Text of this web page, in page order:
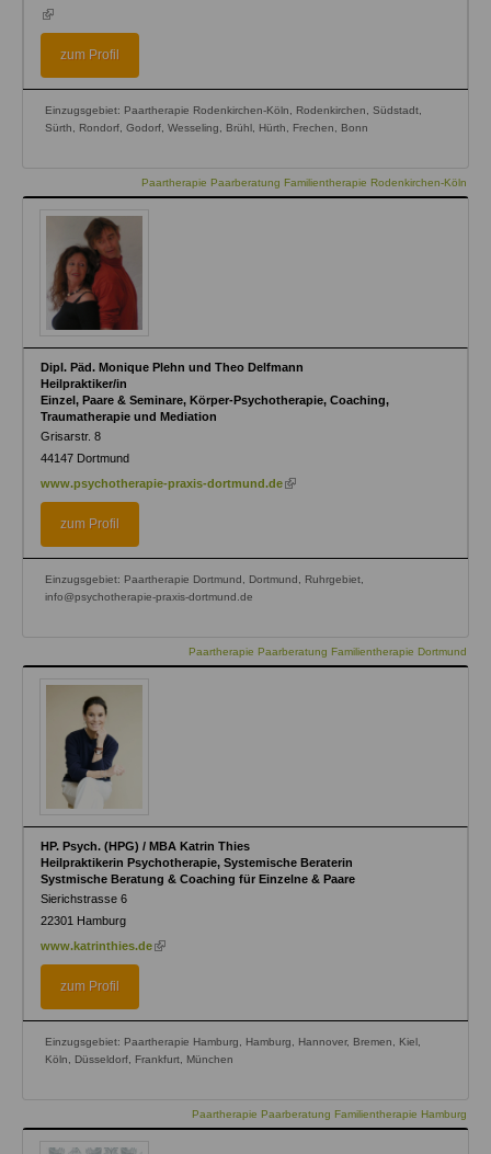
(link
zum Profil
Einzugsgebiet: Paartherapie Rodenkirchen-Köln, Rodenkirchen, Südstadt,
Sürth, Rondorf, Godorf, Wesseling, Brühl, Hürth, Frechen, Bonn
Paartherapie Paarberatung Familientherapie Rodenkirchen-Köln
Dipl. Päd. Monique Plehn und Theo Delfmann
Heilpraktiker/in
Einzel, Paare & Seminare, Körper-Psychotherapie, Coaching,
Traumatherapie und Mediation
Grisarstr. 8
44147 Dortmund
www.psychotherapie-praxis-dortmund.de (link
zum Profil
Einzugsgebiet: Paartherapie Dortmund, Dortmund, Ruhrgebiet,
info@psychotherapie-praxis-dortmund.de
Paartherapie Paarberatung Familientherapie Dortmund
HP. Psych. (HPG) / MBA Katrin Thies
Heilpraktikerin Psychotherapie, Systemische Beraterin
Systmische Beratung & Coaching für Einzelne & Paare
Sierichstrasse 6
22301
Hamburg
www.katrinthies.de (link
zum Profil
Einzugsgebiet: Paartherapie Hamburg, Hamburg, Hannover, Bremen, Kiel,
Köln, Düsseldorf, Frankfurt, München
Paartherapie Paarberatung Familientherapie Hamburg